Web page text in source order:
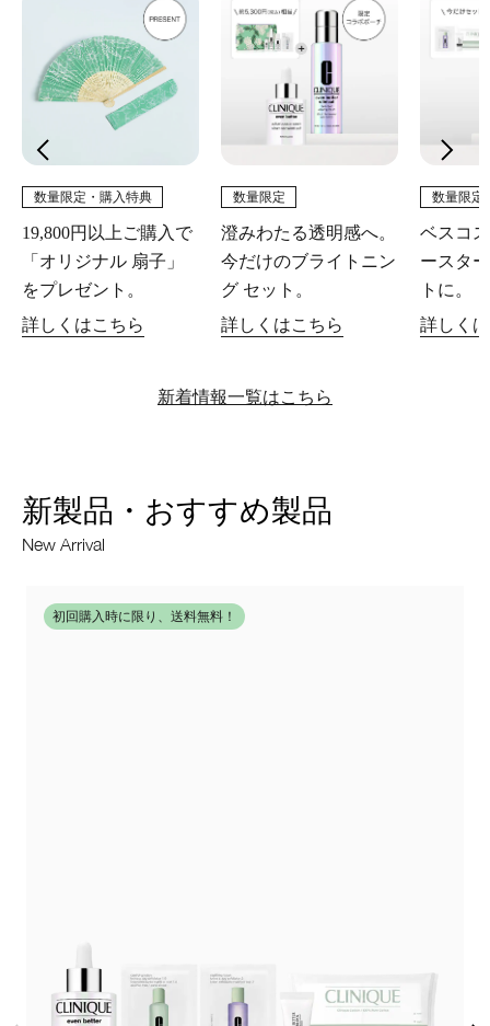
数量限定・購入特典
19,800円以上ご購入で
「オリジナル 扇子」
をプレゼント。
詳しくはこちら
数量限定
澄みわたる透明感へ。
今だけのブライトニン
グ セット。
詳しくはこちら
数量限定
ベスコ
ースタ
トに。
詳しく
新着情報一覧はこちら
新製品・おすすめ製品
New Arrival
初回購入時に限り、送料無料！